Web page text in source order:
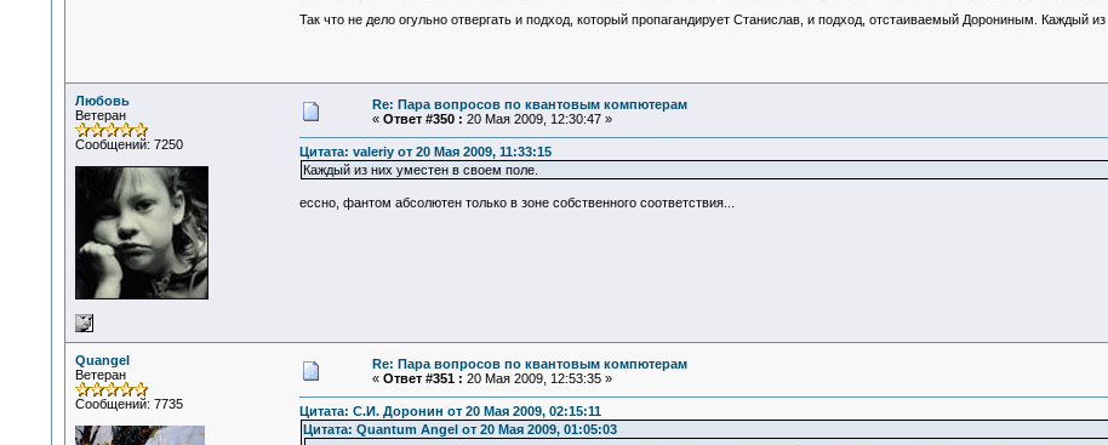
Так что не дело огульно отвергать и подход, который пропагандирует Станислав, и подход, отстаиваемый Дорониным. Каждый
Любовь
Ветеран
Сообщений: 7250
Re: Пара вопросов по квантовым компютерам
« Ответ #350 : 20 Мая 2009, 12:30:47 »
Цитата: valeriy от 20 Мая 2009, 11:33:15
Каждый из них уместен в своем поле.
ессно, фантом абсолютен только в зоне собственного соответствия...
Quangel
Ветеран
Сообщений: 7735
Re: Пара вопросов по квантовым компютерам
« Ответ #351 : 20 Мая 2009, 12:53:35 »
Цитата: С.И. Доронин от 20 Мая 2009, 02:15:11
Цитата: Quantum Angel от 20 Мая 2009, 01:05:03